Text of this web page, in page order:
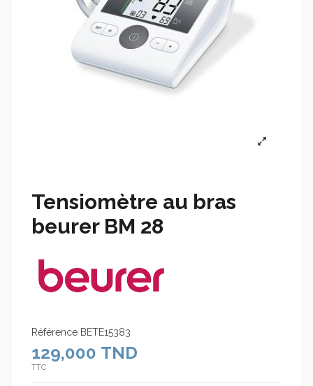
Tensiomètre au bras
beurer BM 28
Référence BETE15383
129,000 TND
TTC